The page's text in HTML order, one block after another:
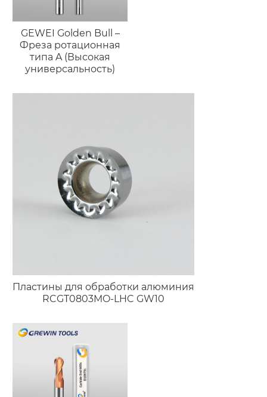
GEWEI Golden Bull –
Фреза ротационная
типа A (Высокая
универсальность)
Пластины для обработки алюминия
RCGT0803MO-LHC GW10